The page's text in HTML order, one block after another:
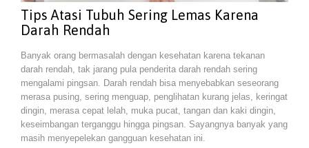
Tips Atasi Tubuh Sering Lemas Karena
Darah Rendah
Banyak orang bermasalah dengan kesehatan karena tekanan
darah rendah, tak jarang pula penderita darah rendah sering
mengalami pingsan. Darah rendah bisa menyebabkan seseorang
merasa pusing, sering menguap, penglihatan kurang jelas, keringat
dingin, merasa cepat lelah, muka pucat, tangan dan kaki dingin,
keseimbangan terganggu hingga pingsan. Sayangnya banyak yang
masih menyepelekan gangguan kesehatan ini.